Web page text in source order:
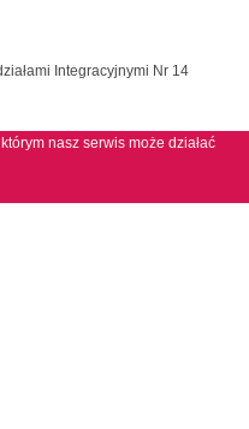
Integracyjnymi Nr 14
nasz serwis może działać